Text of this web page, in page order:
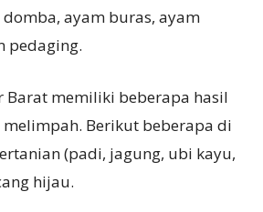
ayam buras, ayam
pedaging.
Barat memiliki beberapa hasil
Berikut beberapa di
(padi, jagung, ubi kayu,
hijau.